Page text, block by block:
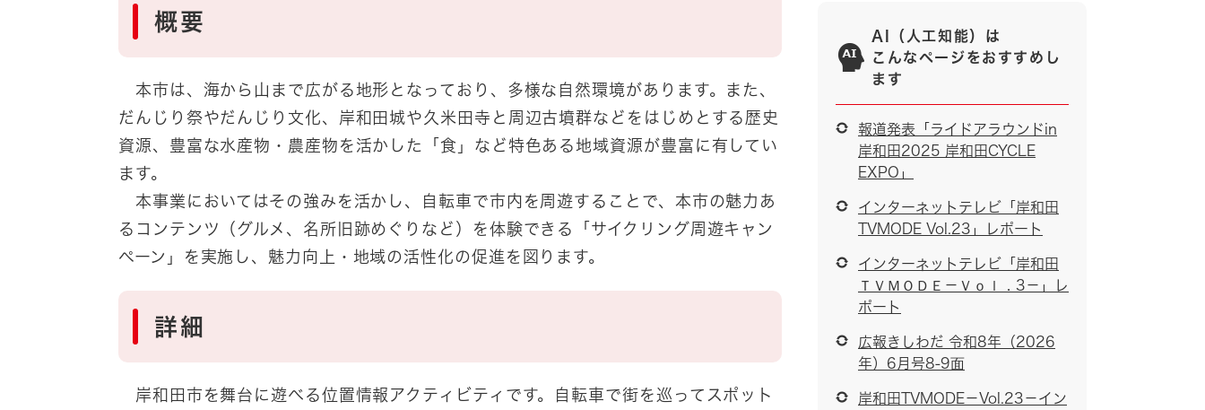
概要
本市は、海から山まで広がる地形となっており、多様な自然環境があります。また、
だんじり祭やだんじり文化、岸和田城や久米田寺と周辺古墳群などをはじめとする歴史
資源、豊富な水産物・農産物を活かした「食」など特色ある地域資源が豊富に有してい
ます。
本事業においてはその強みを活かし、自転車で市内を周遊することで、本市の魅力あ
るコンテンツ（グルメ、名所旧跡めぐりなど）を体験できる「サイクリング周遊キャン
ペーン」を実施し、魅力向上・地域の活性化の促進を図ります。
詳細
岸和田市を舞台に遊べる位置情報アクティビティです。自転車で街を巡ってスポット
AI（人工知能）は
こんなページをおすすめし
ます
報道発表「ライドアラウンドin
岸和田2025 岸和田CYCLE
EXPO」
インターネットテレビ「岸和田
TVMODE Vol.23」レポート
インターネットテレビ「岸和田
ＴＶＭＯＤＥ－Ｖｏｌ．3－」レ
ポート
広報きしわだ 令和8年（2026
年）6月号8-9面
岸和田TVMODE－Vol.23－イン